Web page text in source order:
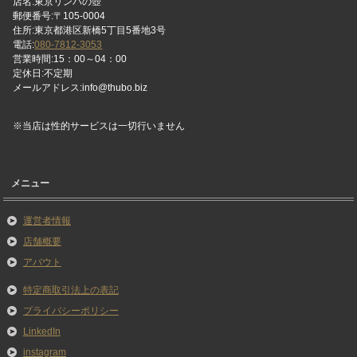
郵便番号:〒105-0004
住所:東京都港区新橋5丁目5番地3号
電話:080-7812-3053
営業時間:15：00～04：00
定休日:不定期
メールアドレス:info@thubo.biz
※当店は性的サービスは一切行いません
メニュー
運営者情報
店舗概要
アバウト
特定商取引法上の表記
プライバシーポリシー
LinkedIn
instagram